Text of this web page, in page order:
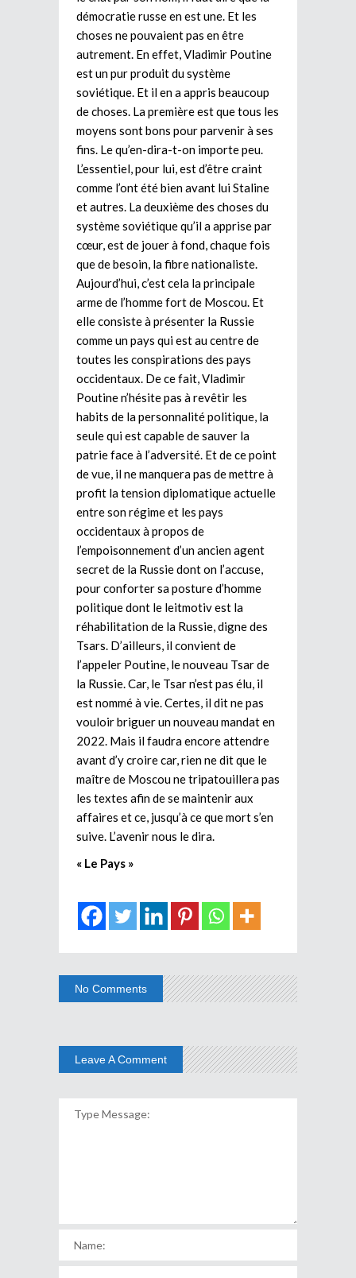
démocratie russe en est une. Et les
choses ne pouvaient pas en être
autrement. En effet, Vladimir Poutine
est un pur produit du système
soviétique. Et il en a appris beaucoup
de choses. La première est que tous les
moyens sont bons pour parvenir à ses
fins. Le qu’en-dira-t-on importe peu.
L’essentiel, pour lui, est d’être craint
comme l’ont été bien avant lui Staline
et autres. La deuxième des choses du
système soviétique qu’il a apprise par
cœur, est de jouer à fond, chaque fois
que de besoin, la fibre nationaliste.
Aujourd’hui, c’est cela la principale
arme de l’homme fort de Moscou. Et
elle consiste à présenter la Russie
comme un pays qui est au centre de
toutes les conspirations des pays
occidentaux. De ce fait, Vladimir
Poutine n’hésite pas à revêtir les
habits de la personnalité politique, la
seule qui est capable de sauver la
patrie face à l’adversité. Et de ce point
de vue, il ne manquera pas de mettre à
profit la tension diplomatique actuelle
entre son régime et les pays
occidentaux à propos de
l’empoisonnement d’un ancien agent
secret de la Russie dont on l’accuse,
pour conforter sa posture d’homme
politique dont le leitmotiv est la
réhabilitation de la Russie, digne des
Tsars. D’ailleurs, il convient de
l’appeler Poutine, le nouveau Tsar de
la Russie. Car, le Tsar n’est pas élu, il
est nommé à vie. Certes, il dit ne pas
vouloir briguer un nouveau mandat en
2022. Mais il faudra encore attendre
avant d’y croire car, rien ne dit que le
maître de Moscou ne tripatouillera pas
les textes afin de se maintenir aux
affaires et ce, jusqu’à ce que mort s’en
suive. L’avenir nous le dira.
« Le Pays »
No Comments
Leave A Comment